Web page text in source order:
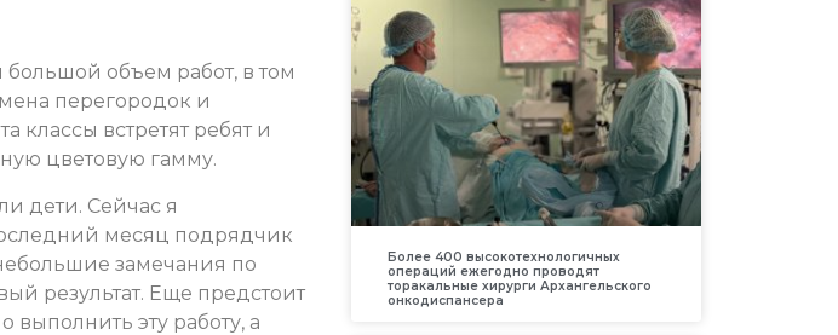
объем работ, в том
перегородок и
встретят ребят и
цветовую гамму.
дети. Сейчас я
месяц подрядчик
замечания по
результат. Еще предстоит
выполнить эту работу, а
Более 400 высокотехнологичных
операций ежегодно проводят
торакальные хирурги Архангельского
онкодиспансера